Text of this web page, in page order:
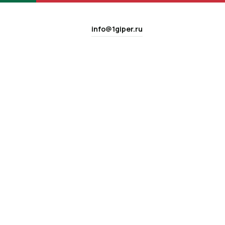
info@1giper.ru